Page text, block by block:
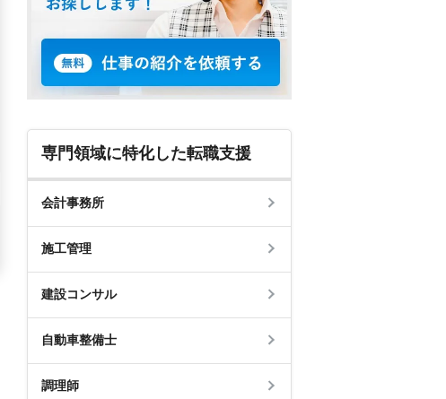
専門領域に特化した転職支援
会計事務所
施工管理
建設コンサル
自動車整備士
調理師